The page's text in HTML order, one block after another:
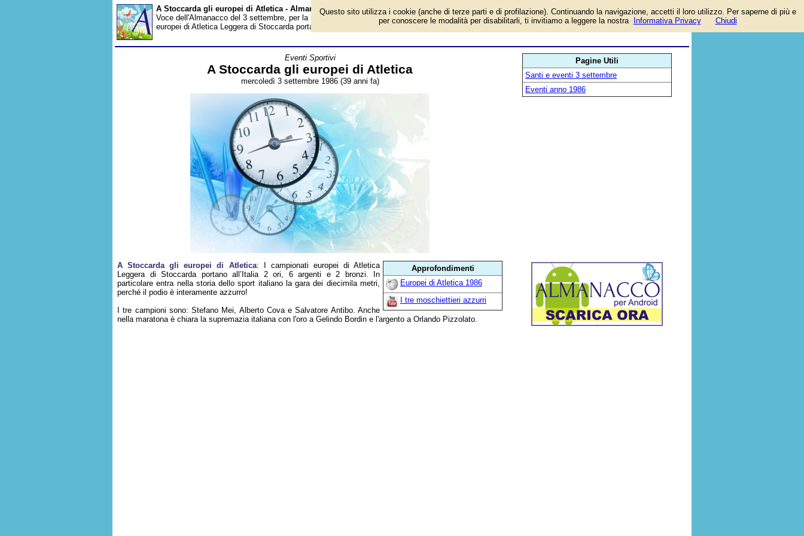
A Stoccarda gli europei di Atletica - Almanacco
Voce dell'Almanacco del 3 settembre, per la rubrica 'Eventi Sportivi'. Evento avvenuto 39 anni fa. I campionati
europei di Atletica Leggera di Stoccarda portano all’Italia 2 ori, 6 argenti e 2 bronzi. In particolare entra nella...
Eventi Sportivi
A Stoccarda gli europei di Atletica
mercoledì 3 settembre 1986 (39 anni fa)
Approfondimenti
Europei di Atletica 1986
I tre moschiettieri azzurri
A Stoccarda gli europei di Atletica: I campionati europei di Atletica
Leggera di Stoccarda portano all’Italia 2 ori, 6 argenti e 2 bronzi. In
particolare entra nella storia dello sport italiano la gara dei diecimila metri,
perché il podio è interamente azzurro!
I tre campioni sono: Stefano Mei, Alberto Cova e Salvatore Antibo. Anche
nella maratona è chiara la supremazia italiana con l'oro a Gelindo Bordin e l'argento a Orlando Pizzolato.
Pagine Utili
Santi e eventi 3 settembre
Eventi anno 1986
Questo sito utilizza i cookie (anche di terze parti e di profilazione). Continuando la navigazione, accetti il loro utilizzo. Per saperne di più e
per conoscere le modalità per disabilitarli, ti invitiamo a leggere la nostra
Informativa Privacy Chiudi